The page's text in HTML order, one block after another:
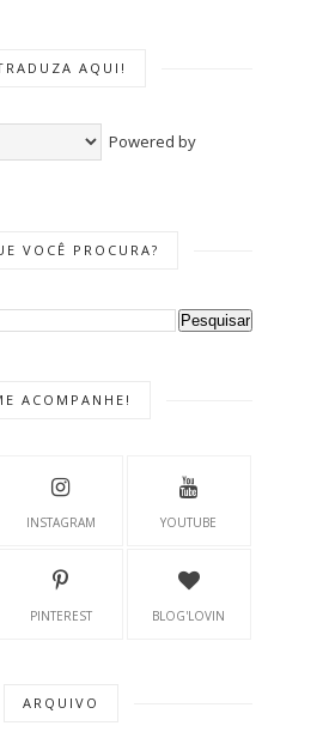
AQUI!
Powered by
VOCÊ PROCURA?
ACOMPANHE!
INSTAGRAM YOUTUBE
PINTEREST BLOG'LOVIN
ARQUIVO